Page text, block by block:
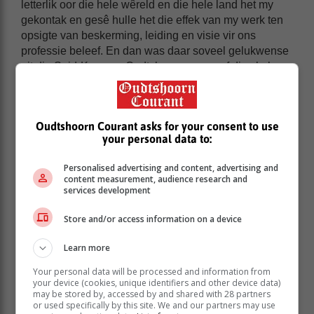
letterlik oor die hele wêreld en die hele land het my
gekontak en gesê hulle het die effek van my werk ten
opsigte van beskerming, leiding en visie vir ons
professie beleef. En dan was daar soveel gelukwense
uit die Suid-Kaap en Oudtshoorn en vanaf die skole
waarby ek betrokke was. Dit laat mens klein en
Oudtshoorn Courant asks for your consent to use
your personal data to:
Personalised advertising and content, advertising and
content measurement, audience research and
services development
Store and/or access information on a device
Learn more
Your personal data will be processed and information from
your device (cookies, unique identifiers and other device data)
may be stored by, accessed by and shared with 28 partners
or used specifically by this site. We and our partners may use